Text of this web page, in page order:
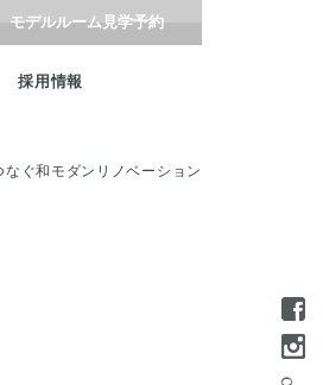
採用情報
モデルルーム見学予約
なぐ和モダンリノベーション